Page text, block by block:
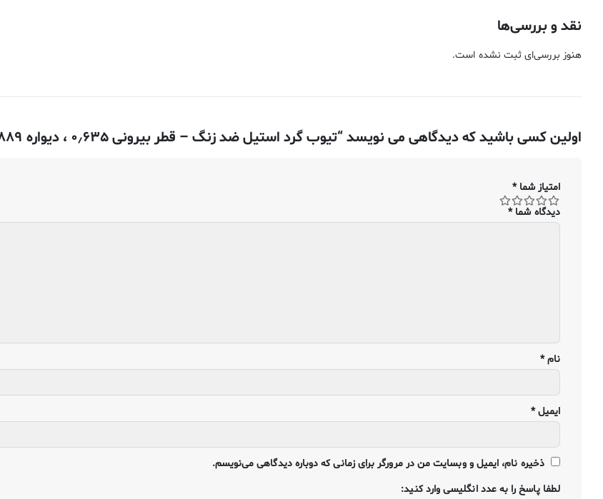
نقد و بررسی‌ها
هنوز بررسی‌ای ثبت نشده است.
اولین کسی باشید که دیدگاهی می نویسد “تیوب گرد استیل ضد زنگ – قطر بیرونی ۰٫۶۳۵ ، دیواره ۰٫۰۸۸۹ ، قطر داخلی ۰٫۴۵۷۲ سانتی متر – ۳۰۴ بدون درز”
امتیاز شما*
دیدگاه شما*
نام*
ایمیل*
ذخیره نام، ایمیل و وبسایت من در مرورگر برای زمانی که دوباره دیدگاهی می‌نویسم.
لطفا پاسخ را به عدد انگلیسی وارد کنید: